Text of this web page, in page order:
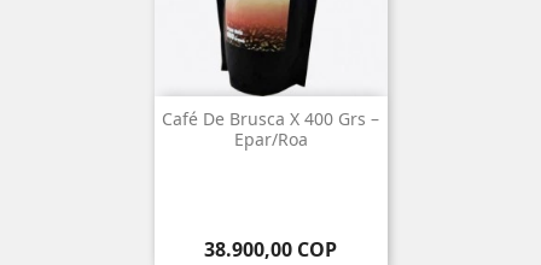
Café De Brusca X 400 Grs –
Epar/Roa
Precio
38.900,00 COP